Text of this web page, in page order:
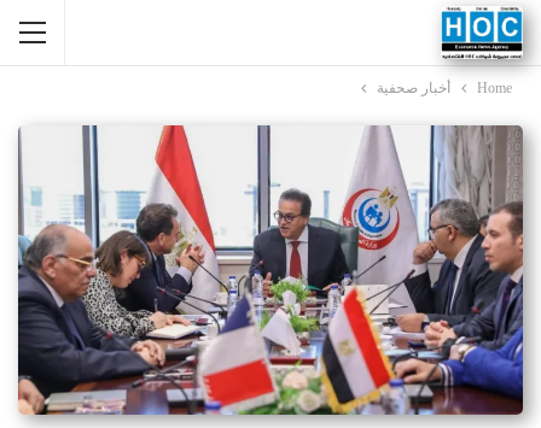
Home أخبار صحفية